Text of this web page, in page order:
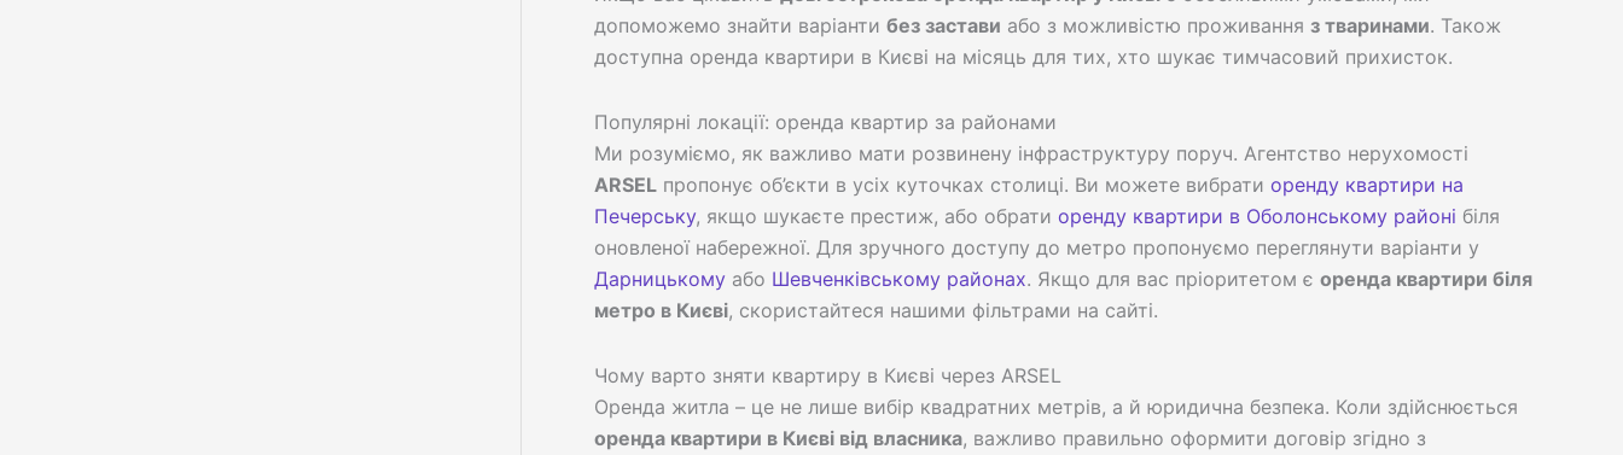
допоможемо знайти варіанти без застави або з можливістю проживання з тваринами. Також
доступна оренда квартири в Києві на місяць для тих, хто шукає тимчасовий прихисток.
Популярні локації: оренда квартир за районами
Ми розуміємо, як важливо мати розвинену інфраструктуру поруч. Агентство нерухомості
ARSEL пропонує об’єкти в усіх куточках столиці. Ви можете вибрати оренду квартири на
Печерську, якщо шукаєте престиж, або обрати оренду квартири в Оболонському районі біля
оновленої набережної. Для зручного доступу до метро пропонуємо переглянути варіанти у
Дарницькому або Шевченківському районах. Якщо для вас пріоритетом є оренда квартири біля
метро в Києві, скористайтеся нашими фільтрами на сайті.
Чому варто зняти квартиру в Києві через ARSEL
Оренда житла – це не лише вибір квадратних метрів, а й юридична безпека. Коли здійснюється
оренда квартири в Києві від власника, важливо правильно оформити договір згідно з